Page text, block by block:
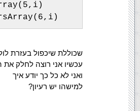
שכוללת שיכפול בעזרת
עכשיו אני רוצה לחלק
ואני לא כל כך יודע איך
למישהו יש רעיון?